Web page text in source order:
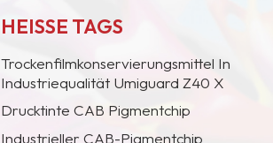
HEISSE TAGS
Trockenfilmkonservierungsmittel In
Industriequalität Umiguard Z40 X
Drucktinte CAB Pigmentchip
Industrieller CAB-Pigmentchip